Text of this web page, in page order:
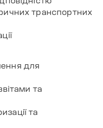
транспортних
для
та
та